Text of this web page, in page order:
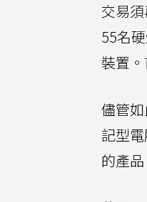
交易
55名
裝置
儘管
記型
的產